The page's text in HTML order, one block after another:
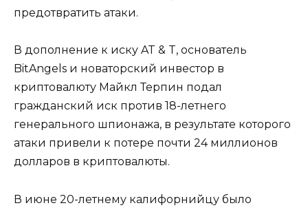
предотвратить атаки.
В дополнение к иску AT & T, основатель
BitAngels и новаторский инвестор в
криптовалюту Майкл Терпин подал
гражданский иск против 18-летнего
генерального шпионажа, в результате которого
атаки привели к потере почти 24 миллионов
долларов в криптовалюты.
В июне 20-летнему калифорнийцу было